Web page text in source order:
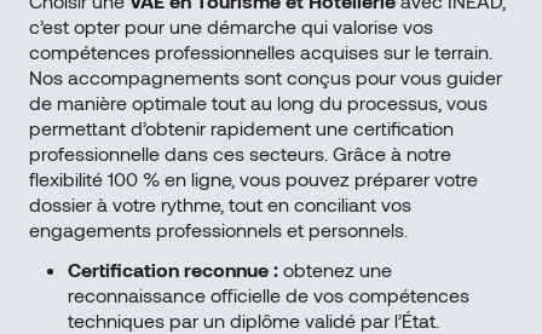
c’est opter pour une démarche qui valorise vos
compétences professionnelles acquises sur le terrain.
Nos accompagnements sont conçus pour vous guider
de manière optimale tout au long du processus, vous
permettant d’obtenir rapidement une certification
professionnelle dans ces secteurs. Grâce à notre
flexibilité 100 % en ligne, vous pouvez préparer votre
dossier à votre rythme, tout en conciliant vos
engagements professionnels et personnels.
Certification reconnue : obtenez une
reconnaissance officielle de vos compétences
techniques par un diplôme validé par l’État.